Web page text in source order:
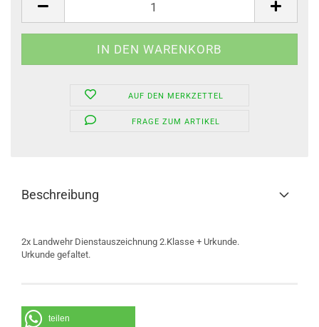
AUF DEN MERKZETTEL
FRAGE ZUM ARTIKEL
Beschreibung
2x Landwehr Dienstauszeichnung 2.Klasse + Urkunde.
Urkunde gefaltet.
teilen